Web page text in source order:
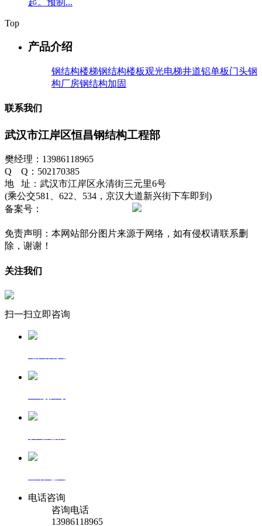
Top
产品介绍
钢结构楼梯钢结构楼板观光电梯井道铝单板门头钢
构厂房钢结构加固
联系我们
武汉市江岸区恒昌钢结构工程部
樊经理：13986118965
Q Q：502170385
地 址：武汉市江岸区永清街三元里6号
(乘公交581、622、534，京汉大道新兴街下车即到)
备案号：
免责声明：本网站部分图片来源于网络，如有侵权请联系删
除，谢谢！
关注我们
扫一扫立即咨询
电话咨询
咨询电话
13986118965